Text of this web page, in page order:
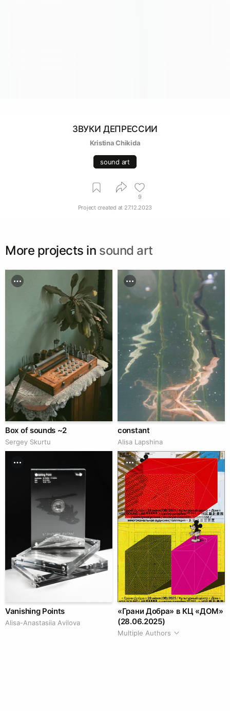
ЗВУКИ ДЕПРЕССИИ
Kristina Chikida
sound art
9
Project created at 27.12.2023
More projects in sound art
Box of sounds ~2
Sergey Skurtu
constant
Аlisa Lapshina
Vanishing Points
Аlisa-Аnastasiia Аvilova
«Грани Добра» в КЦ «ДОМ»
(28.06.2025)
Multiple Authors